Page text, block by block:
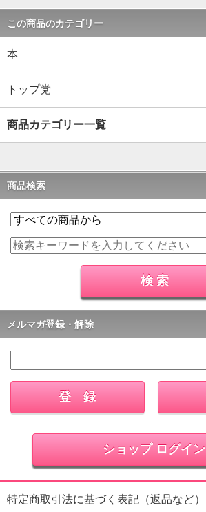
この商品のカテゴリー
本
トップ党
商品カテゴリー一覧
商品検索
メルマガ登録・解除
ショップ ログイン
特定商取引法に基づく表記（返品など）